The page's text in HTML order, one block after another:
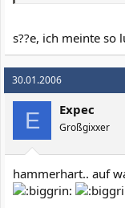
s??e, ich meinte so
30.01.2006
E Expec
Großgixxer
hammerhart.. auf